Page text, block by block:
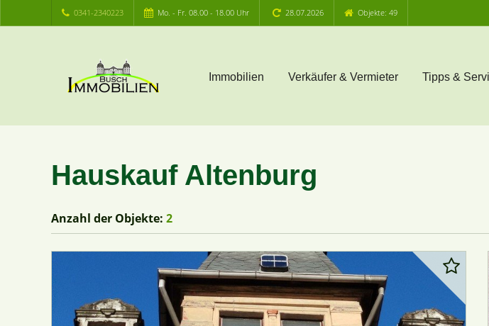
0341-2340223 Mo. - Fr. 08.00 - 18.00 Uhr 28.07.2026 Objekte: 49
Immobilien Verkäufer & Vermieter Tipps &
Hauskauf Altenburg
Anzahl der Objekte: 2